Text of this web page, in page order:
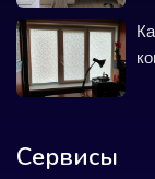
Сервисы